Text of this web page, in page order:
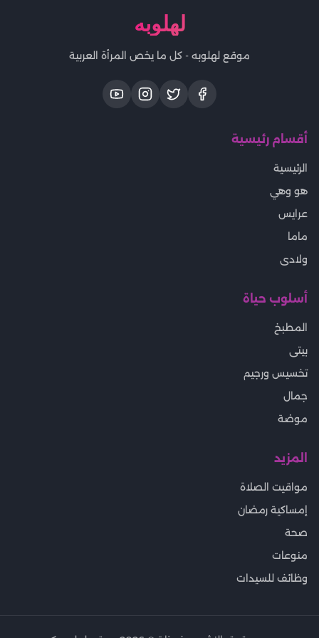
لهلوبه
موقع لهلوبه - كل ما يخص المرأة العربية
أقسام رئيسية
الرئيسية
هو وهي
عرايس
ماما
ولادى
أسلوب حياة
المطبخ
بيتى
تخسيس ورجيم
جمال
موضة
المزيد
مواقيت الصلاة
إمساكية رمضان
صحة
منوعات
وظائف للسيدات